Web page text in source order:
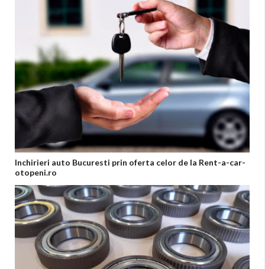
Inchirieri auto Bucuresti prin oferta celor de la Rent-a-car-
otopeni.ro